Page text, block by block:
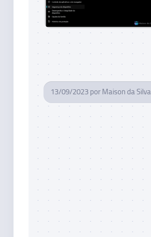
13/09/2023 por Maison da Silva